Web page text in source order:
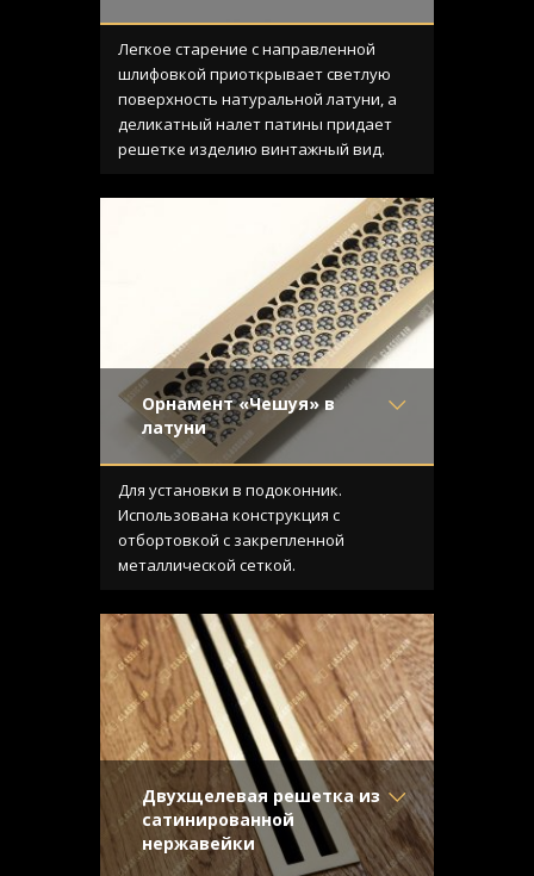
Материал- Латунь
Отделка- Старение с
направленной риской
Узор- Соединенные
квадраты
Конструкция- Плоская
Легкое старение с направленной
шлифовкой приоткрывает светлую
поверхность натуральной латуни, а
деликатный налет патины придает
решетке изделию винтажный вид.
Орнамент «Чешуя» в
латуни
Материал- Латунь
Отделка- Старение с
направленной риской
Узор- Чешуя
Конструкция- С отбортовкой
Для установки в подоконник.
Использована конструкция с
отбортовкой с закрепленной
металлической сеткой.
Двухщелевая решетка из
сатинированной
нержавейки